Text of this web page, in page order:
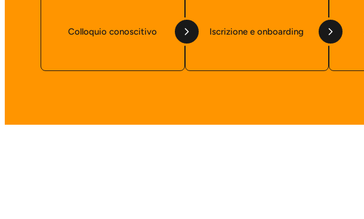
Colloquio conoscitivo Iscrizione e onboarding